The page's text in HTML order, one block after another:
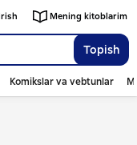
Topish
Mening kitoblarim
Komikslar va vebtunlar